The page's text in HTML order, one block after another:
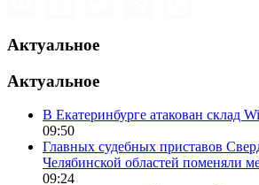
Актуальное
Актуальное
В Екатеринбурге атакован склад
09:50
Главных судебных приставов
Челябинской областей поменяли
09:24